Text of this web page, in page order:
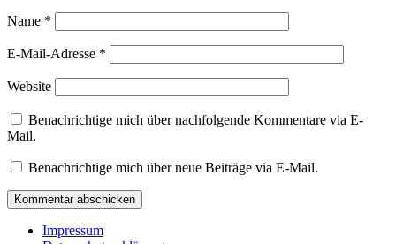
Name *
E-Mail-Adresse *
Website
Benachrichtige mich über nachfolgende Kommentare via E-
Mail.
Benachrichtige mich über neue Beiträge via E-Mail.
Impressum